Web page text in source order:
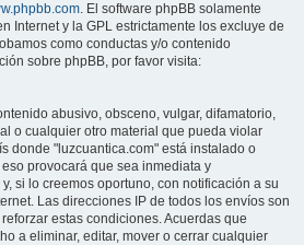
. El software phpBB solamente
Internet y la GPL estrictamente los excluye de
como conductas y/o contenido
sobre phpBB, por favor visita:
abusivo, obsceno, vulgar, difamatorio,
o cualquier otro material que pueda violar
donde "luzcuantica.com" está instalado o
provocará que sea inmediata y
si lo creemos oportuno, con notificación a su
Las direcciones IP de todos los envíos son
estas condiciones. Acuerdas que
a eliminar, editar, mover o cerrar cualquier